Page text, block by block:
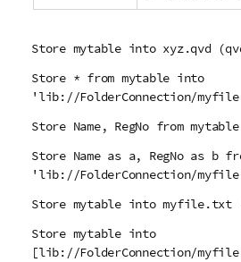
Store mytable into xyz.qvd
Store * from mytable into
'lib://FolderConnection/
Store Name, RegNo from
Store Name as a, RegNo as b
'lib://FolderConnection/
Store mytable into
Store mytable into
[lib://FolderConnection/